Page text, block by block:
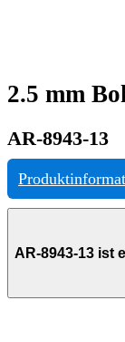
2.5 mm
AR-8943-13
AR-8943-13 ist